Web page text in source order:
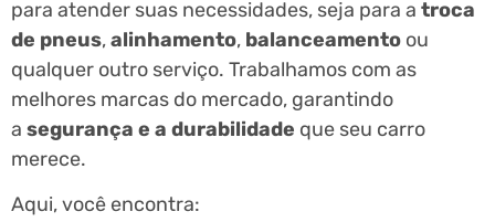
para atender suas necessidades, seja para a troca
de pneus,alinhamento, balanceamento ou
qualquer outro serviço. Trabalhamos com as
melhores marcas do mercado, garantindo
a segurança e a durabilidade que seu carro
merece.
Aqui, você encontra: